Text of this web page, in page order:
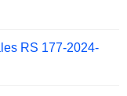
RS 177-2024-